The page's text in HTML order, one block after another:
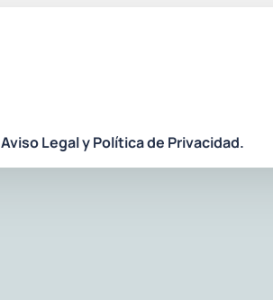
Aviso Legal y Política de Privacidad.